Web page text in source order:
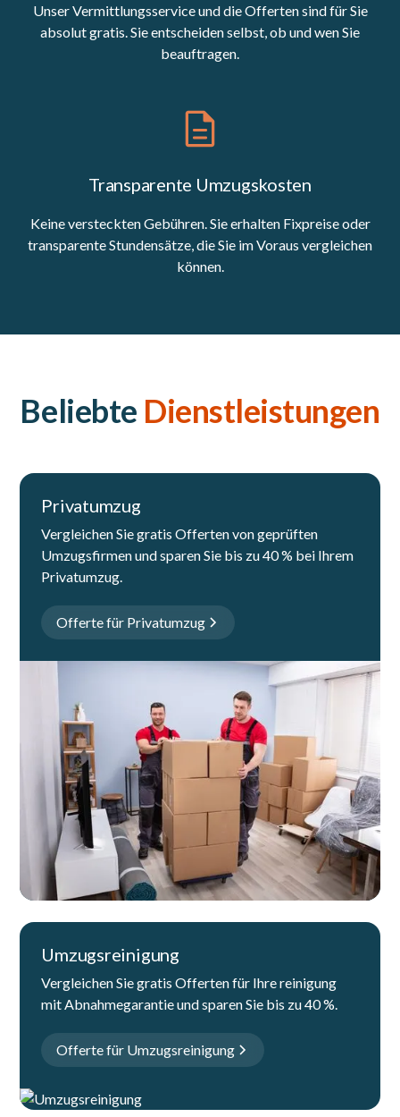
Unser Vermittlungsservice und die Offerten sind für Sie
absolut gratis. Sie entscheiden selbst, ob und wen Sie
beauftragen.
Transparente Umzugskosten
Keine versteckten Gebühren. Sie erhalten Fixpreise oder
transparente Stundensätze, die Sie im Voraus vergleichen
können.
Beliebte Dienstleistungen
Privatumzug
Vergleichen Sie gratis Offerten von geprüften
Umzugsfirmen und sparen Sie bis zu 40 % bei Ihrem
Privatumzug.
Offerte für Privatumzug
Umzugsreinigung
Vergleichen Sie gratis Offerten für Ihre reinigung
mit Abnahmegarantie und sparen Sie bis zu 40 %.
Offerte für Umzugsreinigung